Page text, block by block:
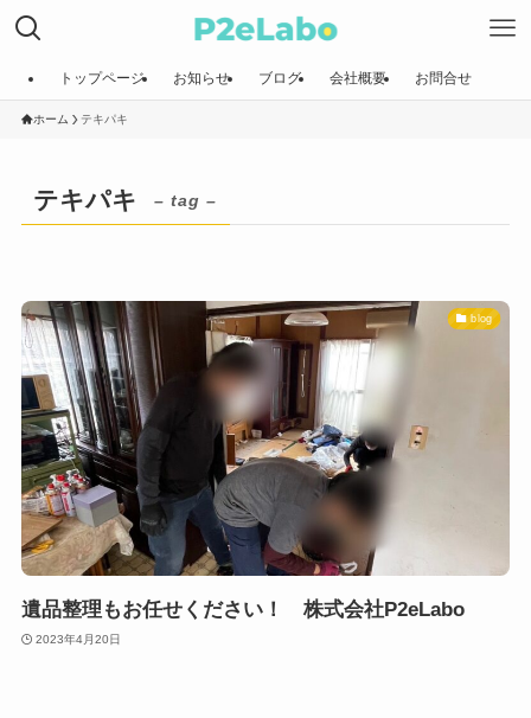
トップページ お知らせ ブログ 会社概要 お問合せ
ホーム テキパキ
テキパキ – tag –
blog
遺品整理もお任せください！ 株式会社P2eLabo
2023年4月20日